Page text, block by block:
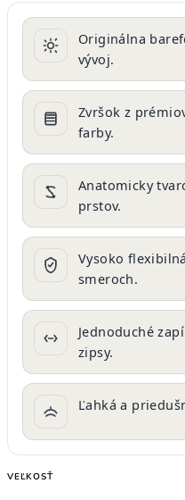
Originálna
vývoj.
Zvršok z
farby.
Anatomicky
prstov.
Vysoko
smeroch.
Jednoduché
zipsy.
Ľahká a
VEĽKOSŤ